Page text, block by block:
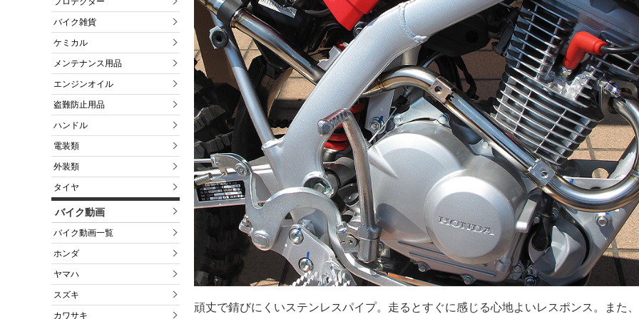
バイク雑貨
ケミカル
メンテナンス用品
エンジンオイル
盗難防止用品
ハンドル
電装類
外装類
タイヤ
バイク動画
バイク動画一覧
ホンダ
ヤマハ
スズキ
カワサキ
頑丈で錆びにくいステンレスパイプ。走るとすぐに感じる心地よいレスポンス。また